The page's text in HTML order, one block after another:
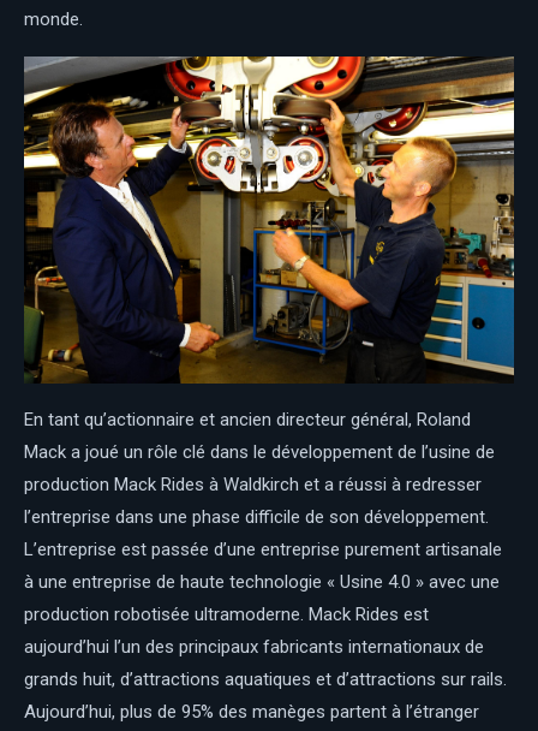
monde.
En tant qu’actionnaire et ancien directeur général, Roland
Mack a joué un rôle clé dans le développement de l’usine de
production Mack Rides à Waldkirch et a réussi à redresser
l’entreprise dans une phase difficile de son développement.
L’entreprise est passée d’une entreprise purement artisanale
à une entreprise de haute technologie « Usine 4.0 » avec une
production robotisée ultramoderne. Mack Rides est
aujourd’hui l’un des principaux fabricants internationaux de
grands huit, d’attractions aquatiques et d’attractions sur rails.
Aujourd’hui, plus de 95% des manèges partent à l’étranger